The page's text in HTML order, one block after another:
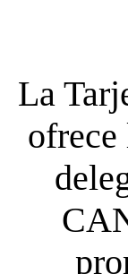
La